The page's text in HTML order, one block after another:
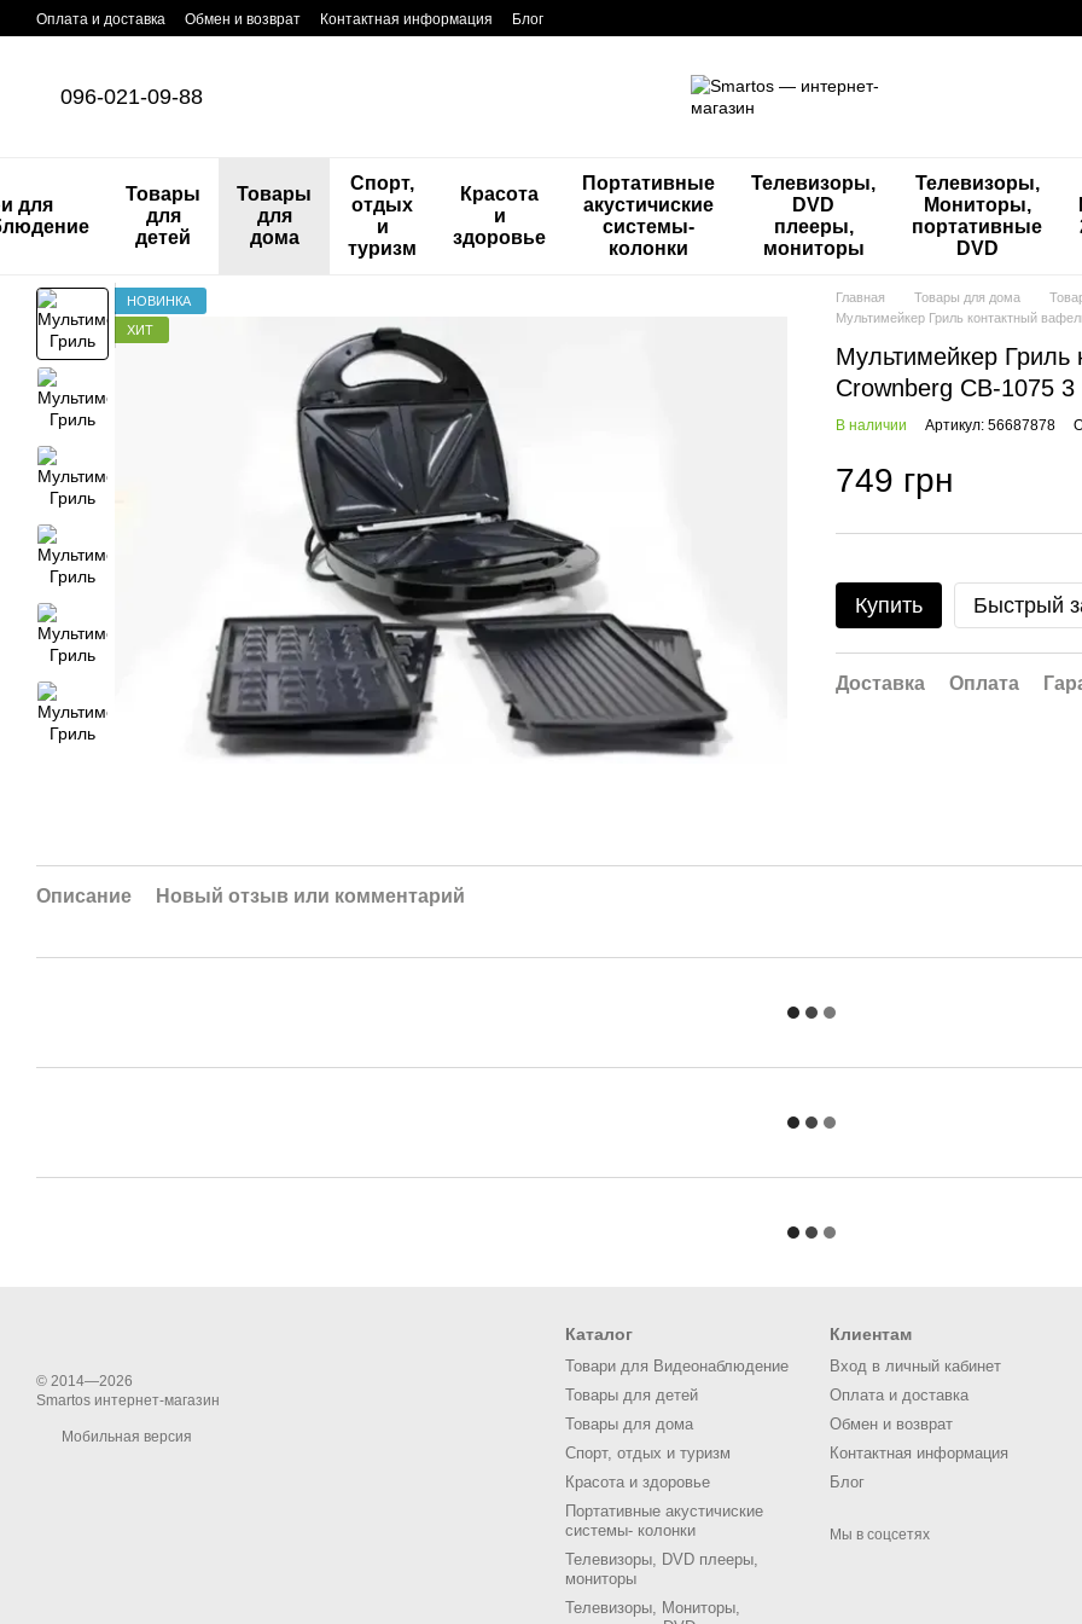
Перейти к основному контенту
Оплата и доставка Обмен и возврат Контактная информация Блог
096-021-09-88
для
Товары
для
детей
Товары
для
дома
Спорт,
отдых
и
туризм
Красота
и
здоровье
Портативные
акустичиские
системы-
колонки
Телевизоры,
DVD
плееры,
мониторы
Телевизоры,
Мониторы,
портативные
DVD
НОВИНКА
ХИТ
Главная Товары для дома
Мультимейкер Гриль контактный
Мультимейкер Гриль
Crownberg CB-1075 3
В наличии Артикул: 56687878
749 грн
Купить Быстрый
Доставка Оплата
Описание Новый отзыв или комментарий
© 2014—2026
Smartos интернет-магазин
Мобильная версия
Каталог
Товари для Видеонаблюдение
Товары для детей
Товары для дома
Спорт, отдых и туризм
Красота и здоровье
Портативные акустичиские
системы- колонки
Телевизоры, DVD плееры,
мониторы
Телевизоры, Мониторы,
Клиентам
Вход в личный кабинет
Оплата и доставка
Обмен и возврат
Контактная информация
Блог
Мы в соцсетях